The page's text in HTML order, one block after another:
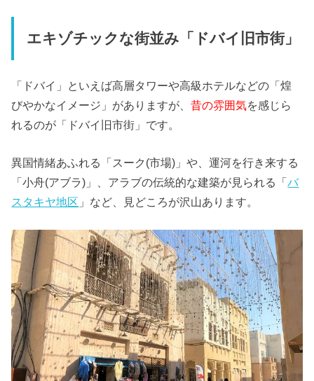
エキゾチックな街並み「ドバイ旧市街」
「ドバイ」といえば高層タワーや高級ホテルなどの「煌
びやかなイメージ」がありますが、昔の雰囲気を感じら
れるのが「ドバイ旧市街」です。
異国情緒あふれる「スーク(市場)」や、運河を行き来する
「小舟(アブラ)」、アラブの伝統的な建築が見られる「バ
スタキヤ地区 」など、見どころが沢山あります。